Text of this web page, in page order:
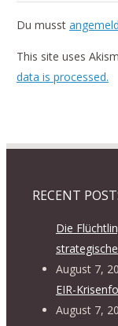
Du musst
This site uses
data is processed.
RECENT
Die
August 7,
EIR-
August 7,